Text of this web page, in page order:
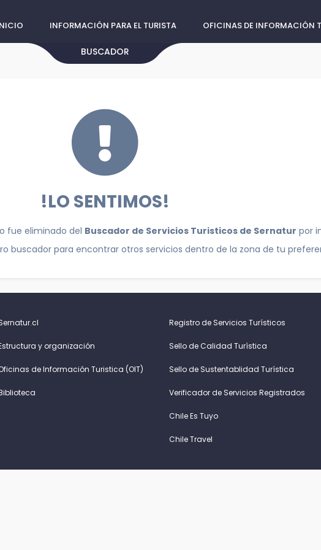
INFORMACIÓN PARA EL TURISTA OFICINAS DE INFORMACIÓN
BUSCADOR
!LO SENTIMOS!
fue eliminado del Buscador de Servicios Turisticos de Sernatur por
buscador para encontrar otros servicios dentro de la zona de tu
y organización
de Información Turistica (OIT)
Registro de Servicios Turísticos
Sello de Calidad Turística
Sello de Sustentablidad Turística
Verificador de Servicios Registrados
Chile Es Tuyo
Chile Travel